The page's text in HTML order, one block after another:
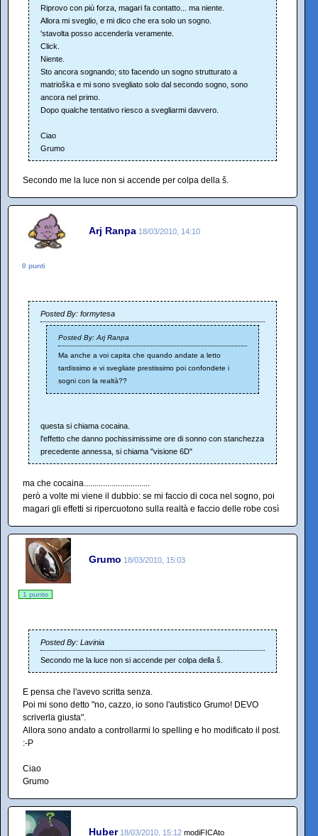
Riprovo con più forza, magari fa contatto... ma niente.
Allora mi sveglio, e mi dico che era solo un sogno.
'stavolta posso accenderla veramente.
Click.
Niente.
Sto ancora sognando; sto facendo un sogno strutturato a
matrioška e mi sono svegliato solo dal secondo sogno, sono
ancora nel primo.
Dopo qualche tentativo riesco a svegliarmi davvero.
Ciao
Grumo
Secondo me la luce non si accende per colpa della š.
Arj Ranpa 18/03/2010, 14:10
0 punti
Posted By: formytesa
Posted By: Arj Ranpa
Ma anche a voi capita che quando andate a letto
tardissimo e vi svegliate prestissimo poi confondete i
sogni con la realtà??
questa si chiama cocaina.
l'effetto che danno pochissimissime ore di sonno con stanchezza
precedente annessa, si chiama "visione 6D"
ma che cocaina...............................
però a volte mi viene il dubbio: se mi faccio di coca nel sogno, poi
magari gli effetti si ripercuotono sulla realtà e faccio delle robe così
Grumo 18/03/2010, 15:03
1 punto
Posted By: Lavinia
Secondo me la luce non si accende per colpa della š.
E pensa che l'avevo scritta senza.
Poi mi sono detto "no, cazzo, io sono l'autistico Grumo! DEVO
scriverla giusta".
Allora sono andato a controllarmi lo spelling e ho modificato il post.
:-P
Ciao
Grumo
Huber 18/03/2010, 15:12 modiFICAto